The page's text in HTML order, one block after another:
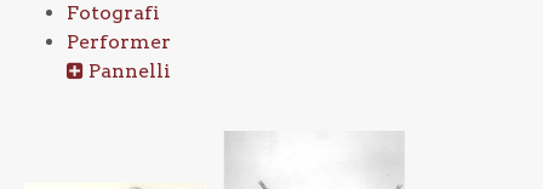
Fotografi
Performer
Pannelli